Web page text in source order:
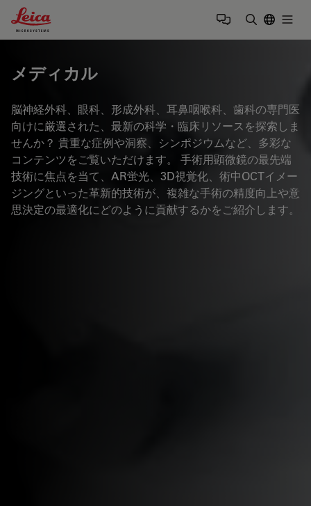
Leica Microsystems Logo
メディカル
脳神経外科、眼科、形成外科、耳鼻咽喉科、歯科の専門医
向けに厳選された、最新の科学・臨床リソースを探索しま
せんか？ 貴重な症例や洞察、シンポジウムなど、多彩な
コンテンツをご覧いただけます。 手術用顕微鏡の最先端
技術に焦点を当て、AR蛍光、3D視覚化、術中OCTイメー
ジングといった革新的技術が、複雑な手術の精度向上や意
思決定の最適化にどのように貢献するかをご紹介します。